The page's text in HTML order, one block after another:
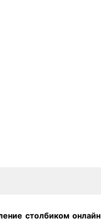
столбиком онлайн